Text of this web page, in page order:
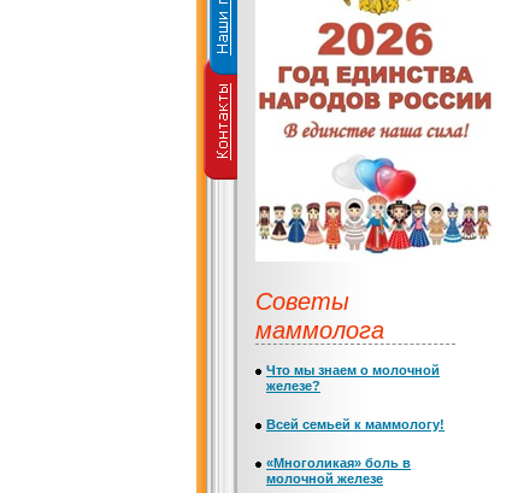
Советы
маммолога
Что мы знаем о молочной
железе?
Всей семьей к маммологу!
«Многоликая» боль в
молочной железе